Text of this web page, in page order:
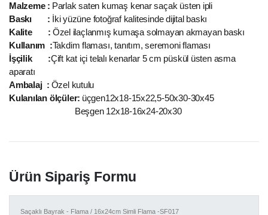
Malzeme : Parlak saten kumaş kenar saçak üsten ipli
Baskı : İki yüzüne fotoğraf kalitesinde dijital baskı
Kalite : Özel ilaçlanmış kumaşa solmayan akmayan baskı
Kullanım :Takdim flaması, tanıtım, seremoni flaması
İşçilik :Çift kat içi telalı kenarlar 5 cm püskül üsten asma
aparatı
Ambalaj : Özel kutulu
Kulanılan ölçüler: üçgen12x18-15x22,5-50x30-30x45
Beşgen 12x18-16x24-20x30
Ürün Sipariş Formu